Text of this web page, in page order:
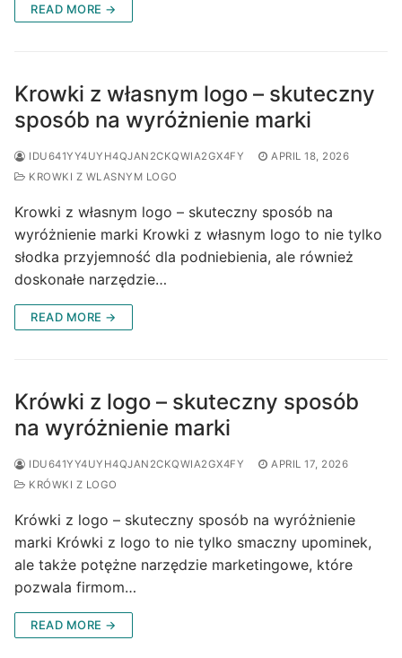
READ MORE →
Krowki z własnym logo – skuteczny
sposób na wyróżnienie marki
IDU641YY4UYH4QJAN2CKQWIA2GX4FY
APRIL 18, 2026
KROWKI Z WLASNYM LOGO
Krowki z własnym logo – skuteczny sposób na
wyróżnienie marki Krowki z własnym logo to nie tylko
słodka przyjemność dla podniebienia, ale również
doskonałe narzędzie…
READ MORE →
Krówki z logo – skuteczny sposób
na wyróżnienie marki
IDU641YY4UYH4QJAN2CKQWIA2GX4FY
APRIL 17, 2026
KRÓWKI Z LOGO
Krówki z logo – skuteczny sposób na wyróżnienie
marki Krówki z logo to nie tylko smaczny upominek,
ale także potężne narzędzie marketingowe, które
pozwala firmom…
READ MORE →